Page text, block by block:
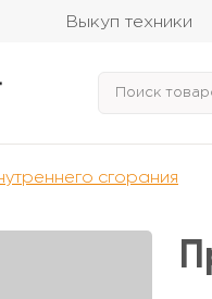
Выкуп техники
сгорания